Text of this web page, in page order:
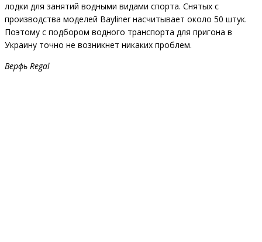
лодки для занятий водными видами спорта. Снятых с
производства моделей Bayliner насчитывает около 50 штук.
Поэтому с подбором водного транспорта для пригона в
Украину точно не возникнет никаких проблем.
Верфь Regal